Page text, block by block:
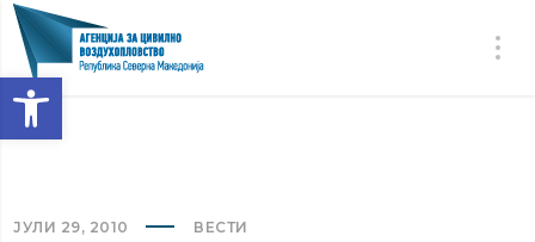
Open toolbar
ЈУЛИ 29, 2010 ВЕСТИ